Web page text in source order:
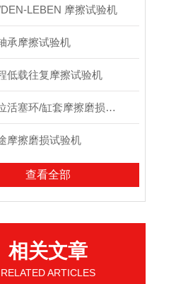
LEBEN 摩擦试验机
承摩擦试验机
低载往复摩擦试验机
三⼯位活塞环/缸套摩擦磨损台架
摩擦磨损试验机
查看全部
相关文章
RELATED ARTICLES